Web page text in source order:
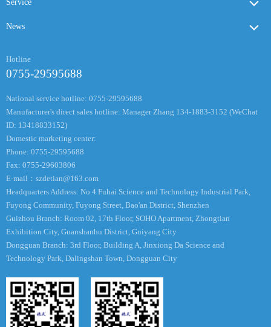
Service
News
Hotline
0755-29595688
National service hotline: 0755-29595688
Manufacturer's direct sales hotline: Manager Zhang 134-1883-3152 (WeChat
ID: 13418833152)
Domestic marketing center:
Phone: 0755-29595688
Fax: 0755-29603806
E-mail： szdetian@163.com
Headquarters Address: No.4 Fuhai Science and Technology Industrial Park,
Fuyong Community, Fuyong Street, Bao'an District, Shenzhen
Guizhou Branch: Room 02, 17th Floor, SOHO Apartment, Zhongtian
Exhibition City, Guanshanhu District, Guiyang City
Dongguan Branch: 3rd Floor, Building A, Jinxiong Da Science and
Technology Park, Dalingshan Town, Dongguan City